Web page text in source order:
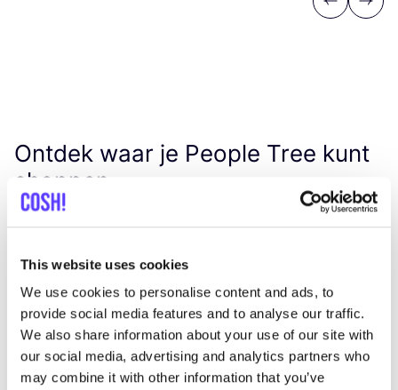
This website uses cookies
We use cookies to personalise content and ads, to
provide social media features and to analyse our traffic.
We also share information about your use of our site with
our social media, advertising and analytics partners who
may combine it with other information that you’ve
Previous
Next
Ontdek waar je People Tree kunt
shoppen
Ninyes
Dosentintie 7D, Helsinki
2e hands Kleding +2
like